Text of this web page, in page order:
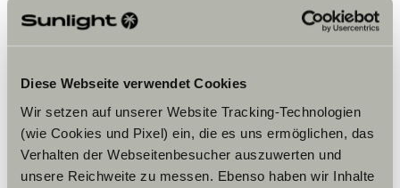
Diese Webseite verwendet Cookies
Wir setzen auf unserer Website Tracking-Technologien
(wie Cookies und Pixel) ein, die es uns ermöglichen, das
Verhalten der Webseitenbesucher auszuwerten und
unsere Reichweite zu messen. Ebenso haben wir Inhalte
Vennligst aksepter
markedsføringscookies for å se
innholdet.